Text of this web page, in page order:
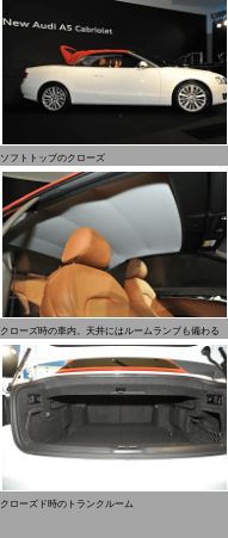
ソフトトップのクローズ
クローズ時の車内。天井にはルームランプも備わる
クローズド時のトランクルーム